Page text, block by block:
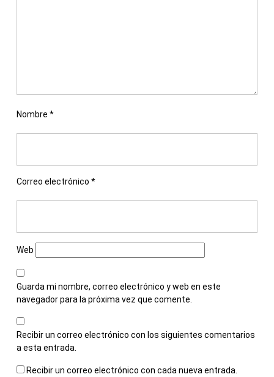
Nombre *
Correo electrónico *
Web
Guarda mi nombre, correo electrónico y web en este
navegador para la próxima vez que comente.
Recibir un correo electrónico con los siguientes comentarios
a esta entrada.
Recibir un correo electrónico con cada nueva entrada.